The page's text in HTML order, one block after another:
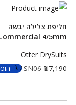
חליפת צלילה יבשה
4/5mm
Otter DrySuits
SN06 ₪7,190